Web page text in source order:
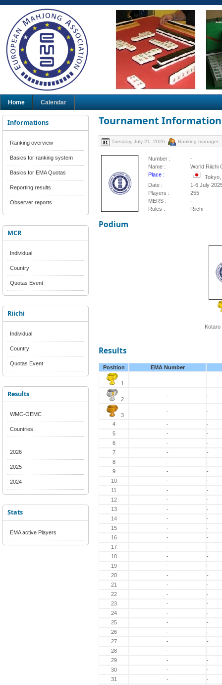
Home Calendar
Informations
Ranking overview
Basics for ranking system
Basics for EMA Quotas
Reporting results
Observer reports
MCR
Individual
Country
Quotas Event
Riichi
Individual
Country
Quotas Event
Results
WMC-OEMC
Countries
2026
2025
2024
Stats
EMA active Players
Tournament Information
Tuesday, July 21, 2026 Ranking manager
Number :
-
Name :
World Riichi
Place :
Date :
1-6 July
Players :
255
MERS :
-
Rules :
Riichi
Podium
Results
Position EMA Number
1
- -
2
- -
3
- -
4 -
-
5
-
-
6
-
-
7
-
-
8
-
-
9
-
-
10
-
-
11
-
-
12
-
-
13
-
-
14
-
-
15
-
-
16
-
-
17
-
-
18
-
-
19
-
-
20
-
-
21
-
-
22
-
-
23
-
-
24
-
-
25
-
-
26
-
-
27
-
-
28
-
-
29
-
-
30
-
-
31
-
-